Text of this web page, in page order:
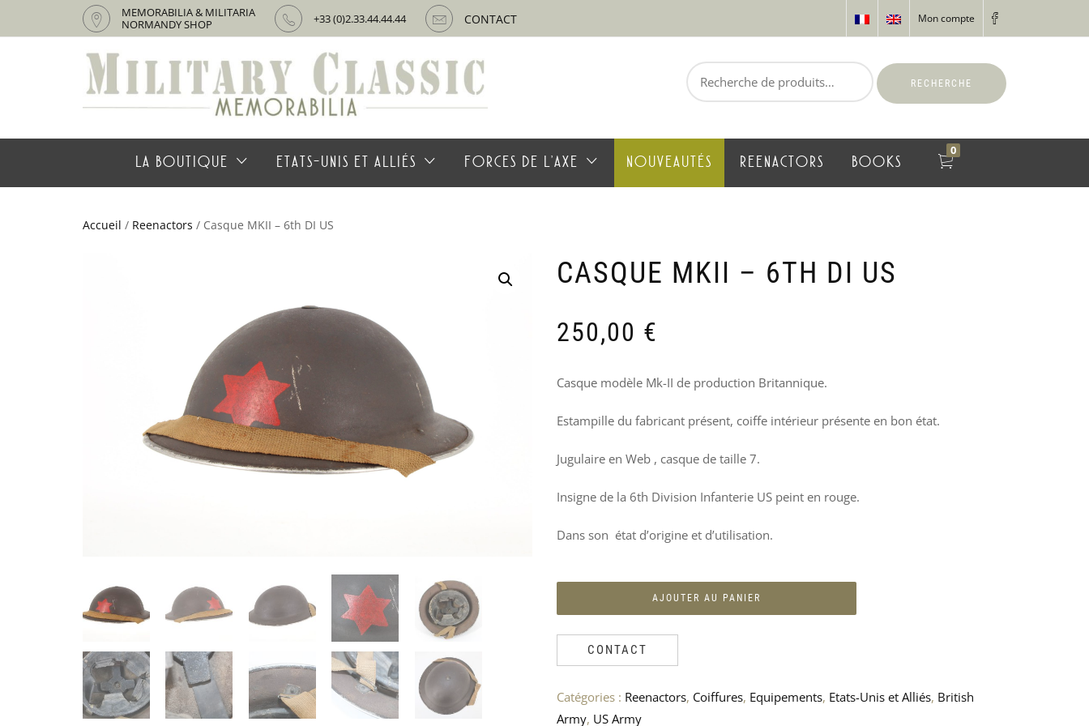
MEMORABILIA & MILITARIA
NORMANDY SHOP
+33 (0)2.33.44.44.44 CONTACT Mon compte
RECHERCHE
LA BOUTIQUE ETATS-UNIS ET ALLIÉS FORCES DE L’AXE NOUVEAUTÉS REENACTORS BOOKS
0
Accueil / Reenactors / Casque MKII – 6th DI US
CASQUE MKII – 6TH DI US
250,00 €
Casque modèle Mk-II de production Britannique.
Estampille du fabricant présent, coiffe intérieur présente en bon état.
Jugulaire en Web , casque de taille 7.
Insigne de la 6th Division Infanterie US peint en rouge.
Dans son état d’origine et d’utilisation.
AJOUTER AU PANIER
CONTACT
Catégories : Reenactors, Coiffures, Equipements, Etats-Unis et Alliés, British
Army, US Army
SIMILAIRES
CHEMISE
OFFICIER
MANUELS
INSIGNE
SPÉCIALISTE
SAC
PAQUETAGE